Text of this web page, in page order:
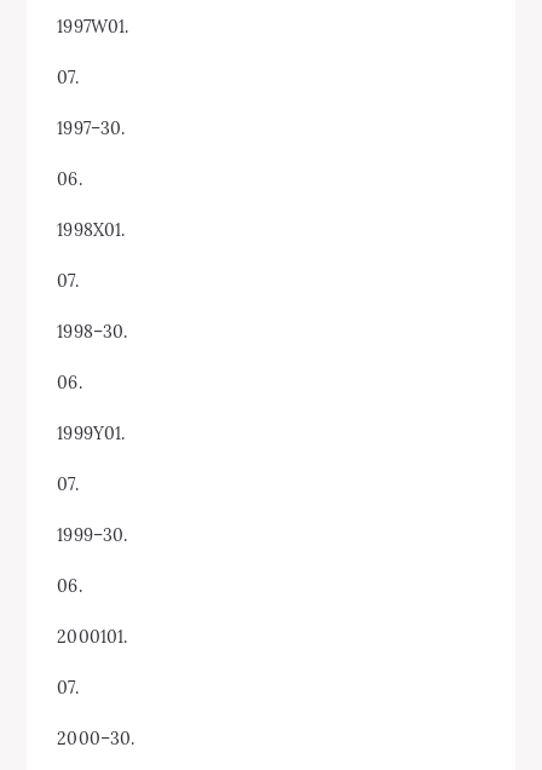
1997W01.
07.
1997–30.
06.
1998X01.
07.
1998–30.
06.
1999Y01.
07.
1999–30.
06.
2000101.
07.
2000–30.